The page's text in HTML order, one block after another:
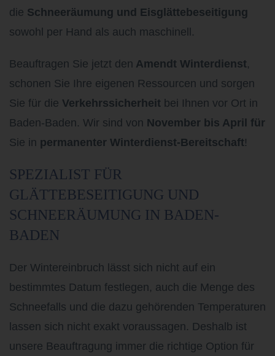
die Schneeräumung und Eisglättebeseitigung
sowohl per Hand als auch maschinell.
Beauftragen Sie jetzt den Amendt Winterdienst,
schonen Sie Ihre eigenen Ressourcen und sorgen
Sie für die Verkehrssicherheit bei Ihnen vor Ort in
Baden-Baden. Wir sind von November bis April für
Sie in permanenter Winterdienst-Bereitschaft!
SPEZIALIST FÜR
GLÄTTEBESEITIGUNG UND
SCHNEERÄUMUNG IN BADEN-
BADEN
Der Wintereinbruch lässt sich nicht auf ein
bestimmtes Datum festlegen, auch die Menge des
Schneefalls und die dazu gehörenden Temperaturen
lassen sich nicht exakt voraussagen. Deshalb ist
unsere Beauftragung immer die richtige Option für